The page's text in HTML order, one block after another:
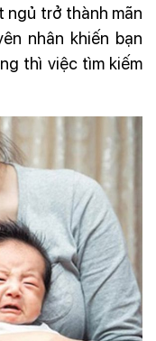
ngủ trở thành mãn
nhân khiến bạn
thì việc tìm kiếm